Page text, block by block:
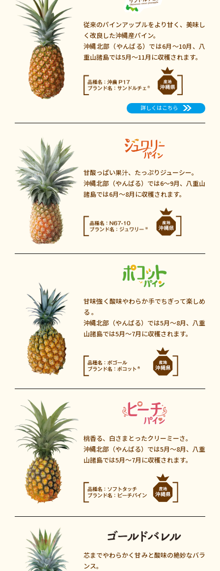
従来のパインアップルをより甘く、 美味し
く改良した沖縄産パイン。
沖縄北部（やんばる）では6月〜10月 、 八
重山諸島では5月〜11月に収穫されます。
詳しくはこちら
甘酸っぱい果汁、たっぷりジューシー。
沖縄北部（やんばる）では6～9月、 八重山
諸島では6月〜8月に収穫されます。
甘味強く酸味やわらか手でちぎって楽しめ
る 。
沖縄北部（やんばる）では5月〜8月、 八重
山諸島では5月〜7月に収穫されます。
桃香る、白さまとったクリーミーさ。
沖縄北部（やんばる）では5月〜8月、 八重
山諸島では5月〜7月に収穫されます。
芯までやわらかく甘みと酸味の絶妙なバラ
ンス。